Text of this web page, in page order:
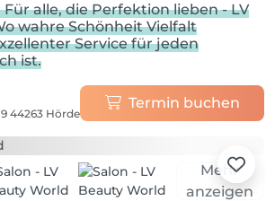
Für alle, die Perfektion lieben - LV
wahre Schönheit Vielfalt
Service für jeden
ist.
44263 Hörde
Termin buchen
Mehr
anzeigen